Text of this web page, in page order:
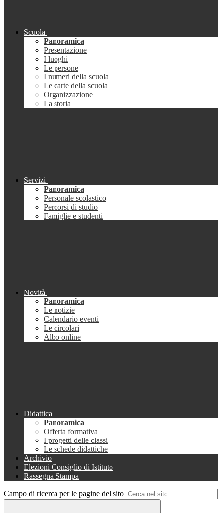
Scuola
Panoramica
Presentazione
I luoghi
Le persone
I numeri della scuola
Le carte della scuola
Organizzazione
La storia
Servizi
Panoramica
Personale scolastico
Percorsi di studio
Famiglie e studenti
Novità
Panoramica
Le notizie
Calendario eventi
Le circolari
Albo online
Didattica
Panoramica
Offerta formativa
I progetti delle classi
Le schede didattiche
Archivio
Elezioni Consiglio di Istituto
Rassegna Stampa
Campo di ricerca per le pagine del sito